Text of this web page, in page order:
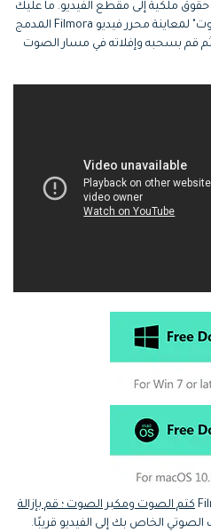
ملكية إلى مقطع الفيديو. ما عليك
سوى النقر فوق علامة التبويب "الصوت" لمعاينة محرر فيديو Filmora المدمج
قم بسحبه وإفلاته في مسار الصوت
كتم الصوت ومكبر الصوت ؛ قم بإزالة
الخاص بك إلى الفيديو قريبًا.